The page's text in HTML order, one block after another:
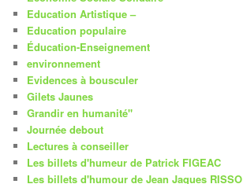
Education Artistique –
Education populaire
Éducation-Enseignement
environnement
Evidences à bousculer
Gilets Jaunes
Grandir en humanité"
Journée debout
Lectures à conseiller
Les billets d'humeur de Patrick FIGEAC
Les billets d'humour de Jean Jaques RISSO